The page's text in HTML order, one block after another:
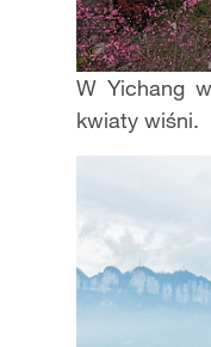
W Yichang
kwiaty wiśni.